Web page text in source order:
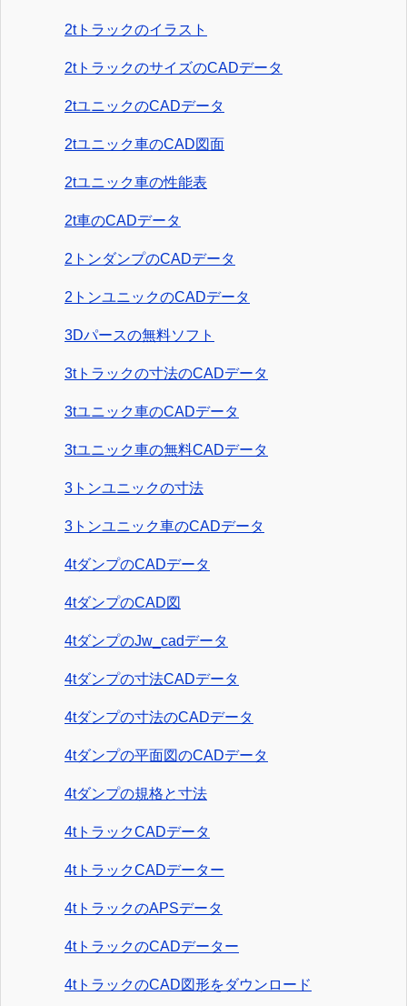
2tトラックのイラスト
2tトラックのサイズのCADデータ
2tユニックのCADデータ
2tユニック車のCAD図面
2tユニック車の性能表
2t車のCADデータ
2トンダンプのCADデータ
2トンユニックのCADデータ
3Dパースの無料ソフト
3tトラックの寸法のCADデータ
3tユニック車のCADデータ
3tユニック車の無料CADデータ
3トンユニックの寸法
3トンユニック車のCADデータ
4tダンプのCADデータ
4tダンプのCAD図
4tダンプのJw_cadデータ
4tダンプの寸法CADデータ
4tダンプの寸法のCADデータ
4tダンプの平面図のCADデータ
4tダンプの規格と寸法
4tトラックCADデータ
4tトラックCADデーター
4tトラックのAPSデータ
4tトラックのCADデーター
4tトラックのCAD図形をダウンロード